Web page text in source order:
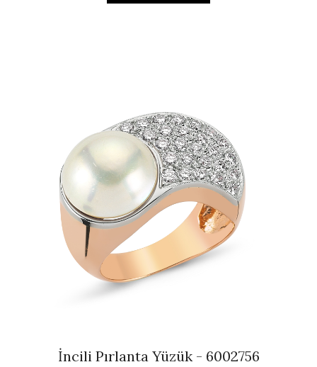
İncili Pırlanta Yüzük - 6002756